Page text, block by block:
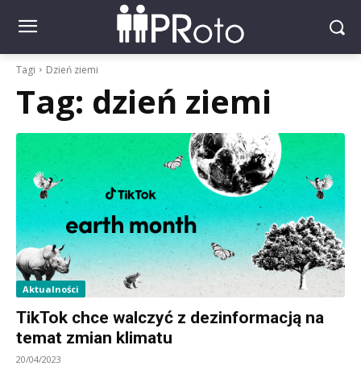
Tagi Dzień ziemi
Tag: dzień ziemi
Aktualności
TikTok chce walczyć z dezinformacją na
temat zmian klimatu
20/04/2023